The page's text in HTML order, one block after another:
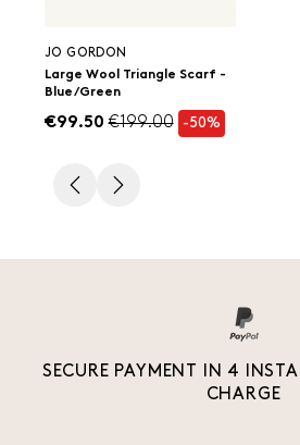
JO GORDON
Large Wool Triangle Scarf -
Blue/Green
€99.50 €199.00 -50%
SECURE PAYMENT IN 4
CHARGE